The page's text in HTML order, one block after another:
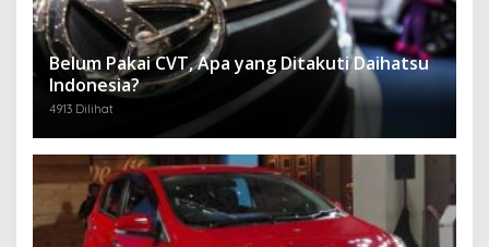
Belum Pakai CVT, Apa yang Ditakuti Daihatsu
Indonesia?
4913 Dilihat